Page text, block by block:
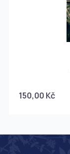
150,00 Kč